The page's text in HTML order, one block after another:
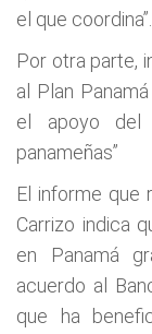
el que coordina”.
Por otra parte,
al Plan
el apoyo del
panameñas”
El informe que
Carrizo indica
en Panamá
acuerdo al
que ha